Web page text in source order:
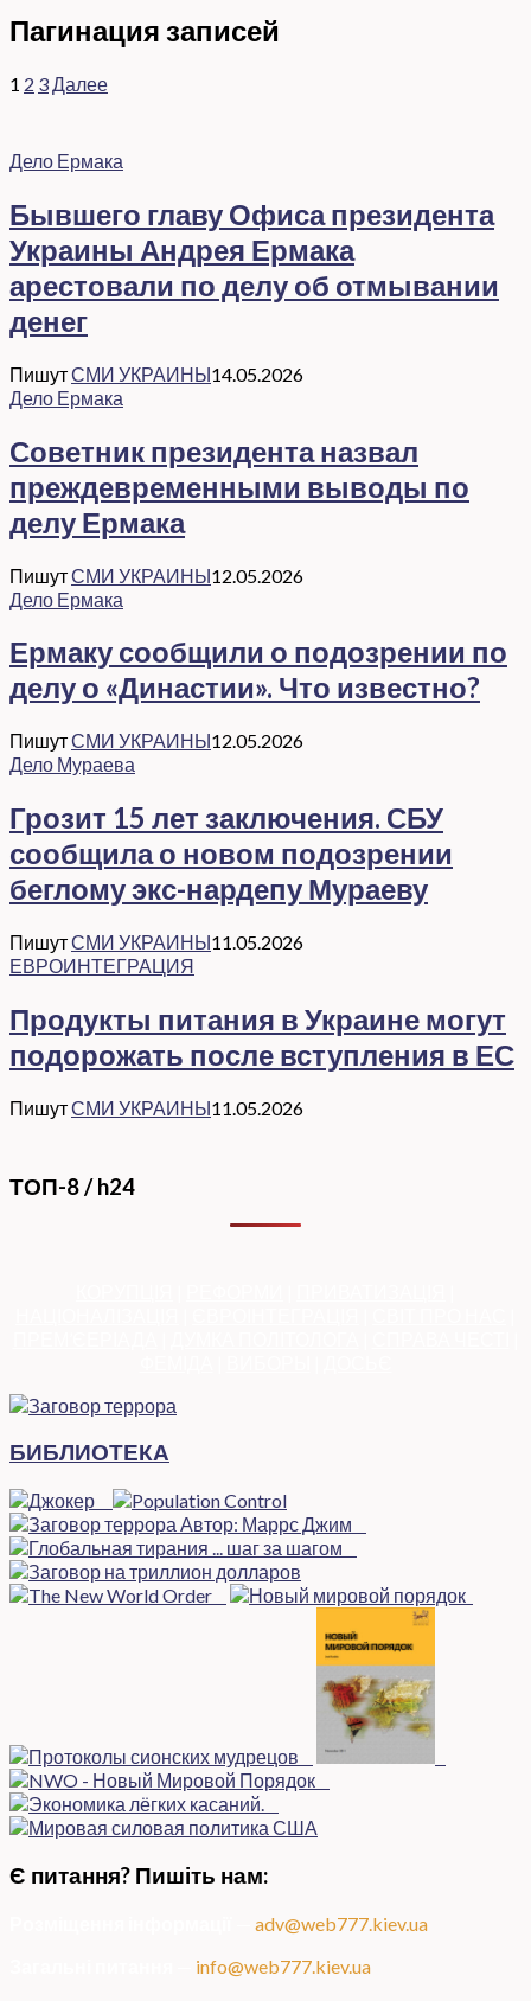
Пагинация записей
1 2 3Далее
Дело Ермака
Бывшего главу Офиса президента
Украины Андрея Ермака
арестовали по делу об отмывании
денег
ПишутСМИ УКРАИНЫ14.05.2026
Дело Ермака
Советник президента назвал
преждевременными выводы по
делу Ермака
ПишутСМИ УКРАИНЫ12.05.2026
Дело Ермака
Ермаку сообщили о подозрении по
делу о «Династии». Что известно?
ПишутСМИ УКРАИНЫ12.05.2026
Дело Мураева
Грозит 15 лет заключения. СБУ
сообщила о новом подозрении
беглому экс-нардепу Мураеву
ПишутСМИ УКРАИНЫ11.05.2026
ЕВРОИНТЕГРАЦИЯ
Продукты питания в Украине могут
подорожать после вступления в ЕС
ПишутСМИ УКРАИНЫ11.05.2026
ТОП-8 / h24
БИБЛИОТЕКА
Є питання? Пишіть нам:
adv@web777.kiev.ua
info@web777.kiev.ua